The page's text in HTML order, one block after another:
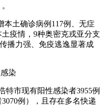
本土确诊病例117例、无症
疫情，9种奥密克戎亚分支
播力强、免疫逃逸显著成
染
特市现有阳性感染者3955例
例），且存在多名快递